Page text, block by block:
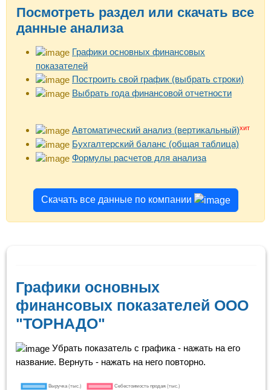
Посмотреть раздел или скачать все
данные анализа
Графики основных финансовых
показателей
Построить свой график (выбрать строки)
Выбрать года финансовой отчетности
Автоматический анализ (вертикальный)хит
Бухгалтерский баланс (общая таблица)
Формулы расчетов для анализа
Скачать все данные по компании
Графики основных
финансовых показателей ООО
"ТОРНАДО"
Убрать показатель с графика - нажать на его
название. Вернуть - нажать на него повторно.